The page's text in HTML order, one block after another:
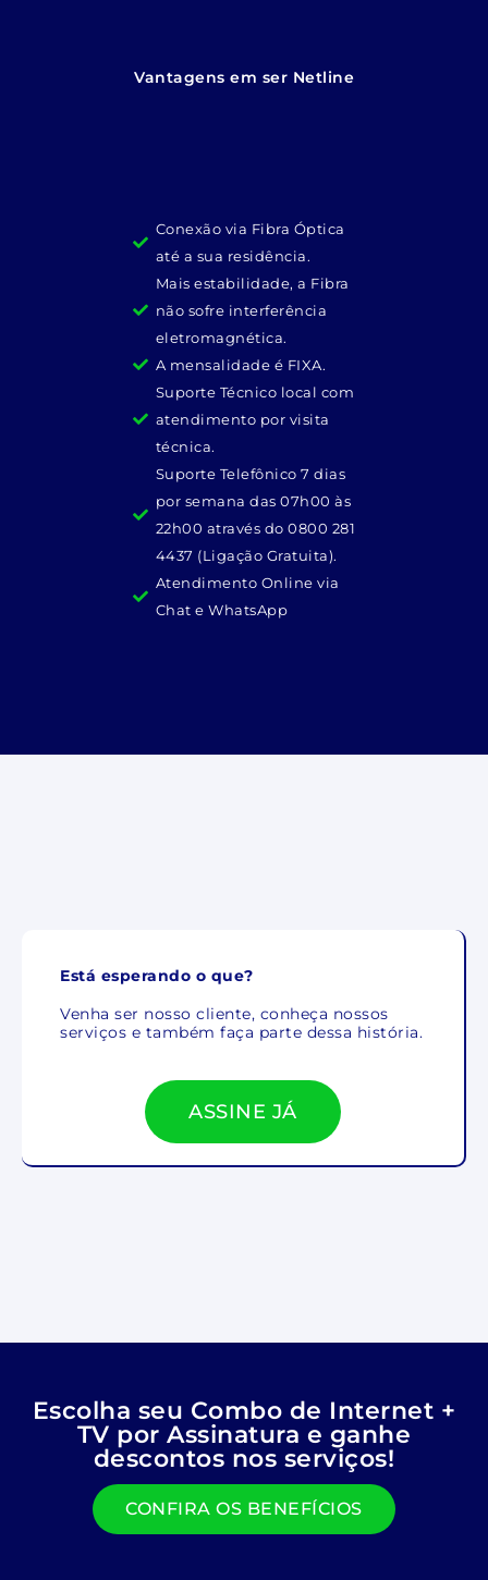
Vantagens em ser Netline
Conexão via Fibra Óptica
até a sua residência.
Mais estabilidade, a Fibra
não sofre interferência
eletromagnética.
A mensalidade é FIXA.
Suporte Técnico local com
atendimento por visita
técnica.
Suporte Telefônico 7 dias
por semana das 07h00 às
22h00 através do 0800 281
4437 (Ligação Gratuita).
Atendimento Online via
Chat e WhatsApp
Está esperando o que?
Venha ser nosso cliente, conheça nossos
serviços e também faça parte dessa história.
ASSINE JÁ
Escolha seu Combo de Internet +
TV por Assinatura e ganhe
descontos nos serviços!​
CONFIRA OS BENEFÍCIOS